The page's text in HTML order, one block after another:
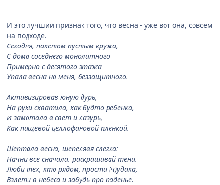
И это лучший признак того, что весна - уже вот она, совсем
на подходе.
Сегодня, пакетом пустым кружа,
С дома соседнего монолитного
Примерно с десятого этажа
Упала весна на меня, беззащитного.
Активизировав юную дурь,
На руки схватила, как будто ребенка,
И замотала в свет и лазурь,
Как пищевой целлофановой пленкой.
Шептала весна, шепелявя слегка:
Начни все сначала, раскрашивай тени,
Люби тех, кто рядом, прости (ч)удака,
Взлети в небеса и забудь про паденье.